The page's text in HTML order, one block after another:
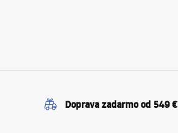
Doprava zadarmo od 549 €